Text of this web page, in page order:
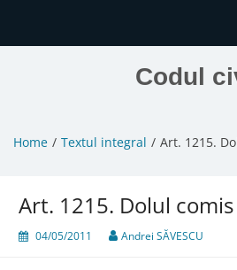
Codul
Home Textul integral Art. 1215.
Art. 1215. Dolul
04/05/2011 Andrei SĂVESCU